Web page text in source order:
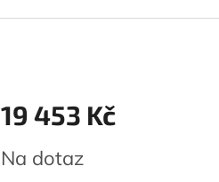
19 453 Kč
cena:
Na dotaz